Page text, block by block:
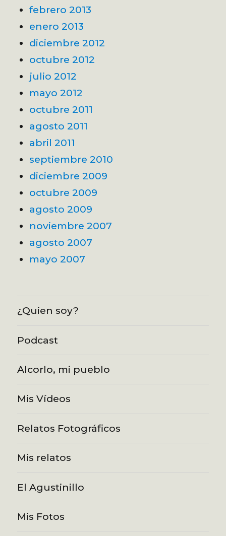
febrero 2013
enero 2013
diciembre 2012
octubre 2012
julio 2012
mayo 2012
octubre 2011
agosto 2011
abril 2011
septiembre 2010
diciembre 2009
octubre 2009
agosto 2009
noviembre 2007
agosto 2007
mayo 2007
¿Quien soy?
Podcast
Alcorlo, mi pueblo
Mis Vídeos
Relatos Fotográficos
Mis relatos
El Agustinillo
Mis Fotos